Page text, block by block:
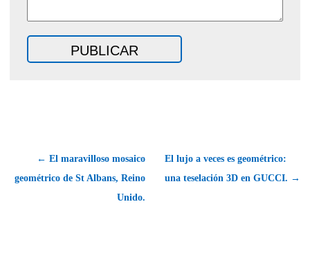
← El maravilloso mosaico
geométrico de St Albans, Reino
Unido.
El lujo a veces es geométrico:
una teselación 3D en GUCCI. →